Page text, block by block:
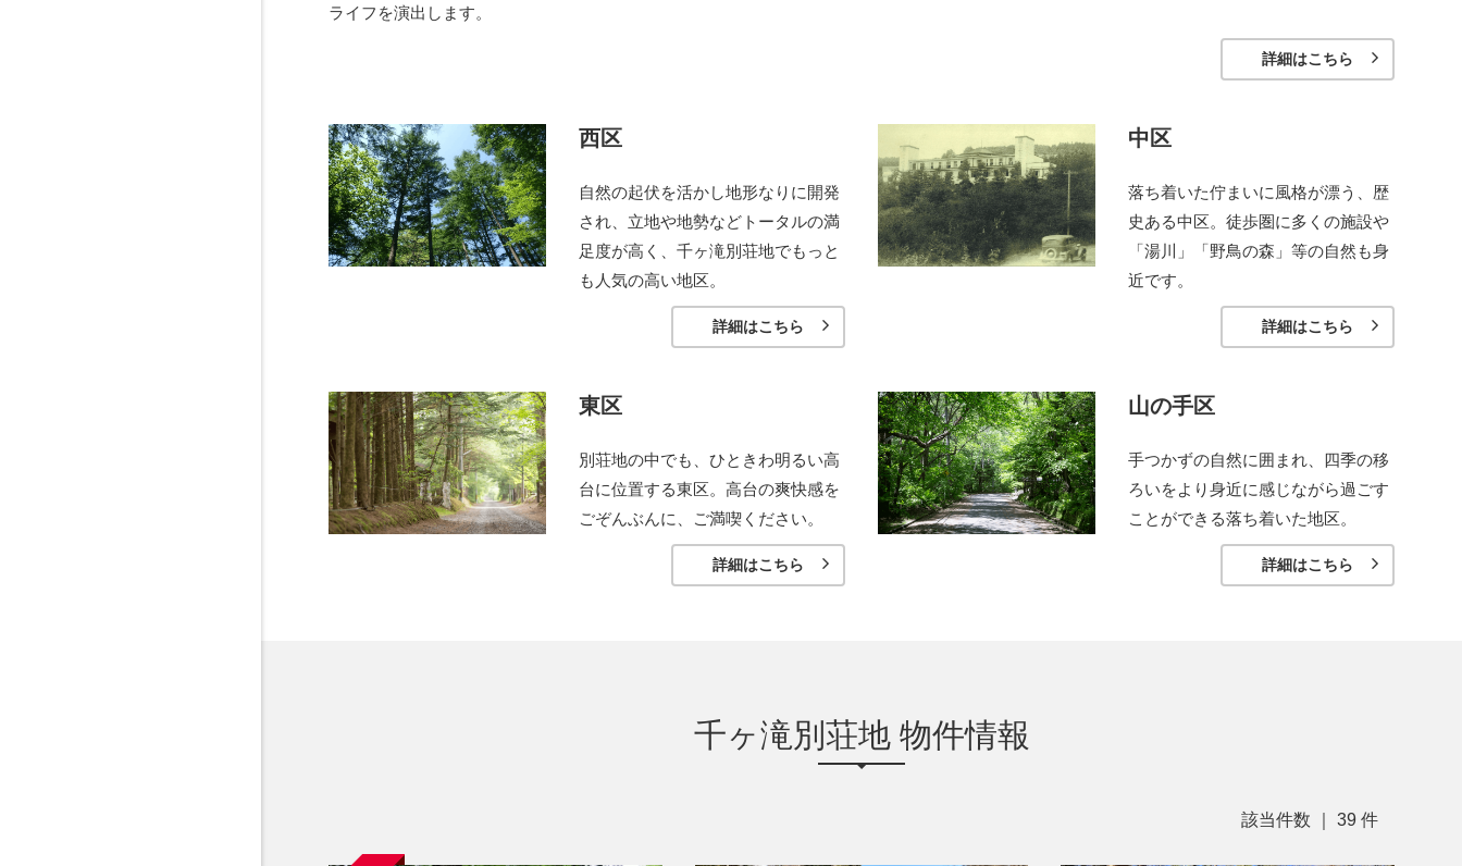
ライフを演出します。
詳細はこちら
西区
自然の起伏を活かし地形なりに開発
され、立地や地勢などトータルの満
足度が高く、千ヶ滝別荘地でもっと
も人気の高い地区。
詳細はこちら
中区
落ち着いた佇まいに風格が漂う、歴
史ある中区。徒歩圏に多くの施設や
「湯川」「野鳥の森」等の自然も身
近です。
詳細はこちら
東区
別荘地の中でも、ひときわ明るい高
台に位置する東区。高台の爽快感を
ごぞんぶんに、ご満喫ください。
詳細はこちら
山の手区
手つかずの自然に囲まれ、四季の移
ろいをより身近に感じながら過ごす
ことができる落ち着いた地区。
詳細はこちら
千ヶ滝別荘地 物件情報
該当件数 ｜ 39 件